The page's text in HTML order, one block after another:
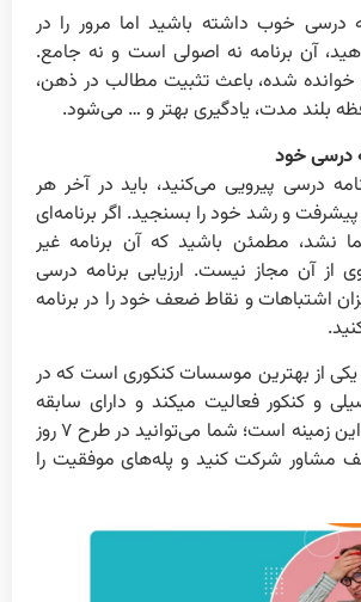
درسی خوب داشته باشید اما مرور را در
آن برنامه نه اصولی است و نه جامع.
شده، باعث تثبیت مطالب در ذهن،
بلند مدت، یادگیری بهتر و … می‌شود.
درسی خود
درسی پیرویی می‌کنید، باید در آخر هر
و رشد خود را بسنجید. اگر برنامه‌ای
نشد، مطمئن باشید که آن برنامه غیر
از آن مجاز نیست. ارزیابی برنامه درسی
اشتباهات و نقاط ضعف خود را در برنامه
از بهترین موسسات کنکوری است که در
و کنکور فعالیت میکند و دارای سابقه
زمینه است؛ شما می‌توانید در طرح ۷ روز
مشاور شرکت کنید و پله‌های موفقیت را